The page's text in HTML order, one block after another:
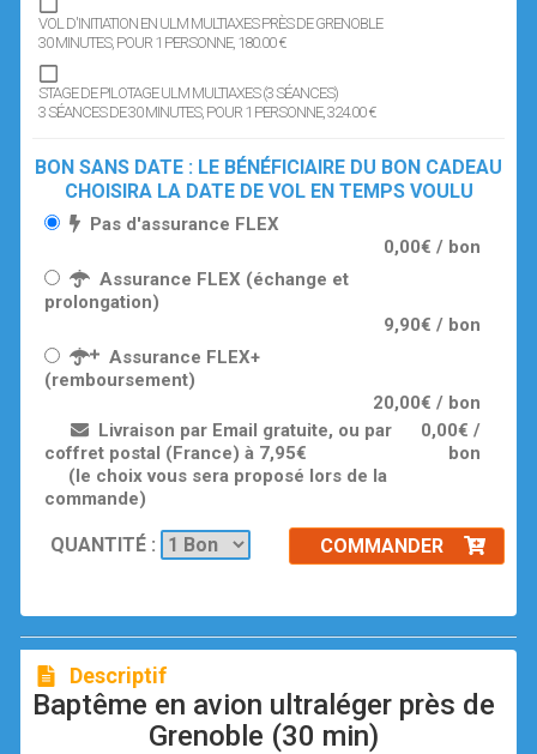
VOL D'INITIATION EN ULM MULTIAXES PRÈS DE GRENOBLE
30 MINUTES, POUR 1 PERSONNE, 180.00 €
STAGE DE PILOTAGE ULM MULTIAXES (3 SÉANCES)
3 SÉANCES DE 30 MINUTES, POUR 1 PERSONNE, 324.00 €
BON SANS DATE : LE BÉNÉFICIAIRE DU BON CADEAU
CHOISIRA LA DATE DE VOL EN TEMPS VOULU
Pas d'assurance FLEX
0,00€ / bon
Assurance FLEX (échange et
prolongation)
9,90€ / bon
Assurance FLEX+
(remboursement)
20,00€ / bon
Livraison par Email gratuite, ou par
coffret postal (France) à 7,95€
(le choix vous sera proposé lors de la
commande)
0,00€ /
bon
QUANTITÉ : COMMANDER
Descriptif
Baptême en avion ultraléger près de
Grenoble (30 min)